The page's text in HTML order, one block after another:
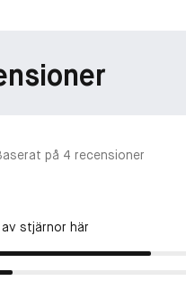
på 4 recensioner
stjärnor här